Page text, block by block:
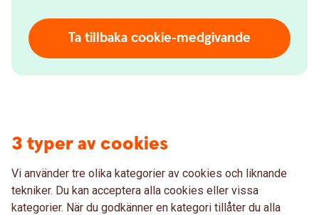
Ta tillbaka cookie-medgivande
3 typer av cookies
Vi använder tre olika kategorier av cookies och liknande
tekniker. Du kan acceptera alla cookies eller vissa
kategorier. När du godkänner en kategori tillåter du alla